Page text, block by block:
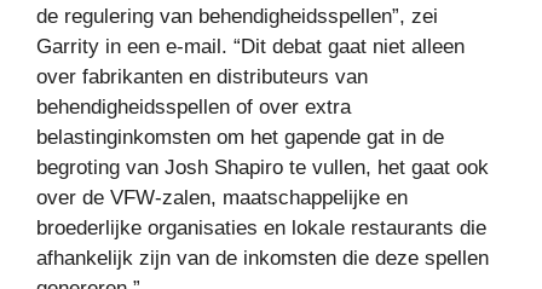
de regulering van behendigheidsspellen”, zei
Garrity in een e-mail. “Dit debat gaat niet alleen
over fabrikanten en distributeurs van
behendigheidsspellen of over extra
belastinginkomsten om het gapende gat in de
begroting van Josh Shapiro te vullen, het gaat ook
over de VFW-zalen, maatschappelijke en
broederlijke organisaties en lokale restaurants die
afhankelijk zijn van de inkomsten die deze spellen